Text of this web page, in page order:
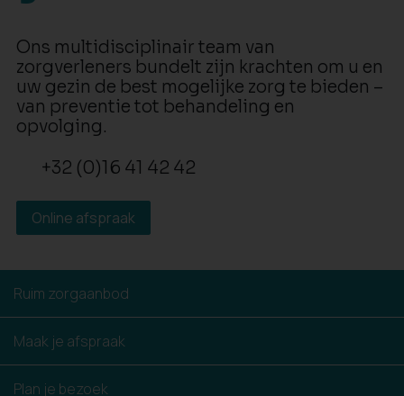
Ons multidisciplinair team van
zorgverleners bundelt zijn krachten om u en
uw gezin de best mogelijke zorg te bieden –
van preventie tot behandeling en
opvolging.
+32 (0)16 41 42 42
Online afspraak
Ruim zorgaanbod
Maak je afspraak
Plan je bezoek